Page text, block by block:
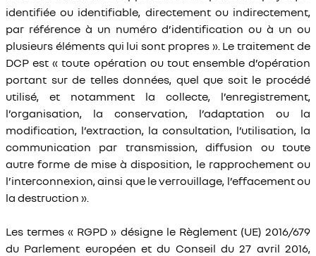
identifiée ou identifiable, directement ou indirectement,
par référence à un numéro d’identification ou à un ou
plusieurs éléments qui lui sont propres ». Le traitement de
DCP est « toute opération ou tout ensemble d’opération
portant sur de telles données, quel que soit le procédé
utilisé, et notamment la collecte, l’enregistrement,
l’organisation, la conservation, l’adaptation ou la
modification, l’extraction, la consultation, l’utilisation, la
communication par transmission, diffusion ou toute
autre forme de mise à disposition, le rapprochement ou
l’interconnexion, ainsi que le verrouillage, l’effacement ou
la destruction ».
Les termes « RGPD » désigne le Règlement (UE) 2016/679
du Parlement européen et du Conseil du 27 avril 2016,